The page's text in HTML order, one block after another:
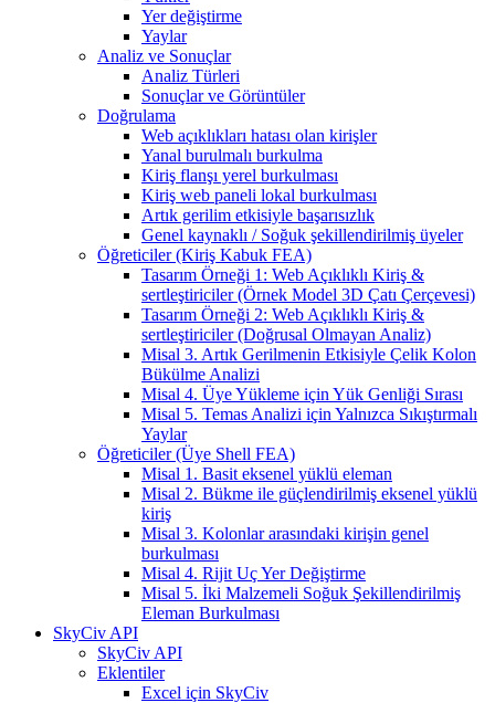
Yer değiştirme
Yaylar
Analiz ve Sonuçlar
Analiz Türleri
Sonuçlar ve Görüntüler
Doğrulama
Web açıklıkları hatası olan kirişler
Yanal burulmalı burkulma
Kiriş flanşı yerel burkulması
Kiriş web paneli lokal burkulması
Artık gerilim etkisiyle başarısızlık
Genel kaynaklı / Soğuk şekillendirilmiş üyeler
Öğreticiler (Kiriş Kabuk FEA)
Tasarım Örneği 1: Web Açıklıklı Kiriş &
sertleştiriciler (Örnek Model 3D Çatı Çerçevesi)
Tasarım Örneği 2: Web Açıklıklı Kiriş &
sertleştiriciler (Doğrusal Olmayan Analiz)
Misal 3. Artık Gerilmenin Etkisiyle Çelik Kolon
Bükülme Analizi
Misal 4. Üye Yükleme için Yük Genliği Sırası
Misal 5. Temas Analizi için Yalnızca Sıkıştırmalı
Yaylar
Öğreticiler (Üye Shell FEA)
Misal 1. Basit eksenel yüklü eleman
Misal 2. Bükme ile güçlendirilmiş eksenel yüklü
kiriş
Misal 3. Kolonlar arasındaki kirişin genel
burkulması
Misal 4. Rijit Uç Yer Değiştirme
Misal 5. İki Malzemeli Soğuk Şekillendirilmiş
Eleman Burkulması
SkyCiv API
SkyCiv API
Eklentiler
Excel için SkyCiv